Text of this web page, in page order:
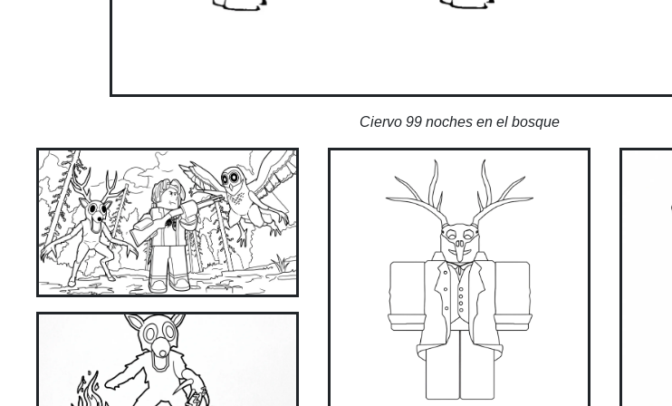
Ciervo 99 noches en el bosque